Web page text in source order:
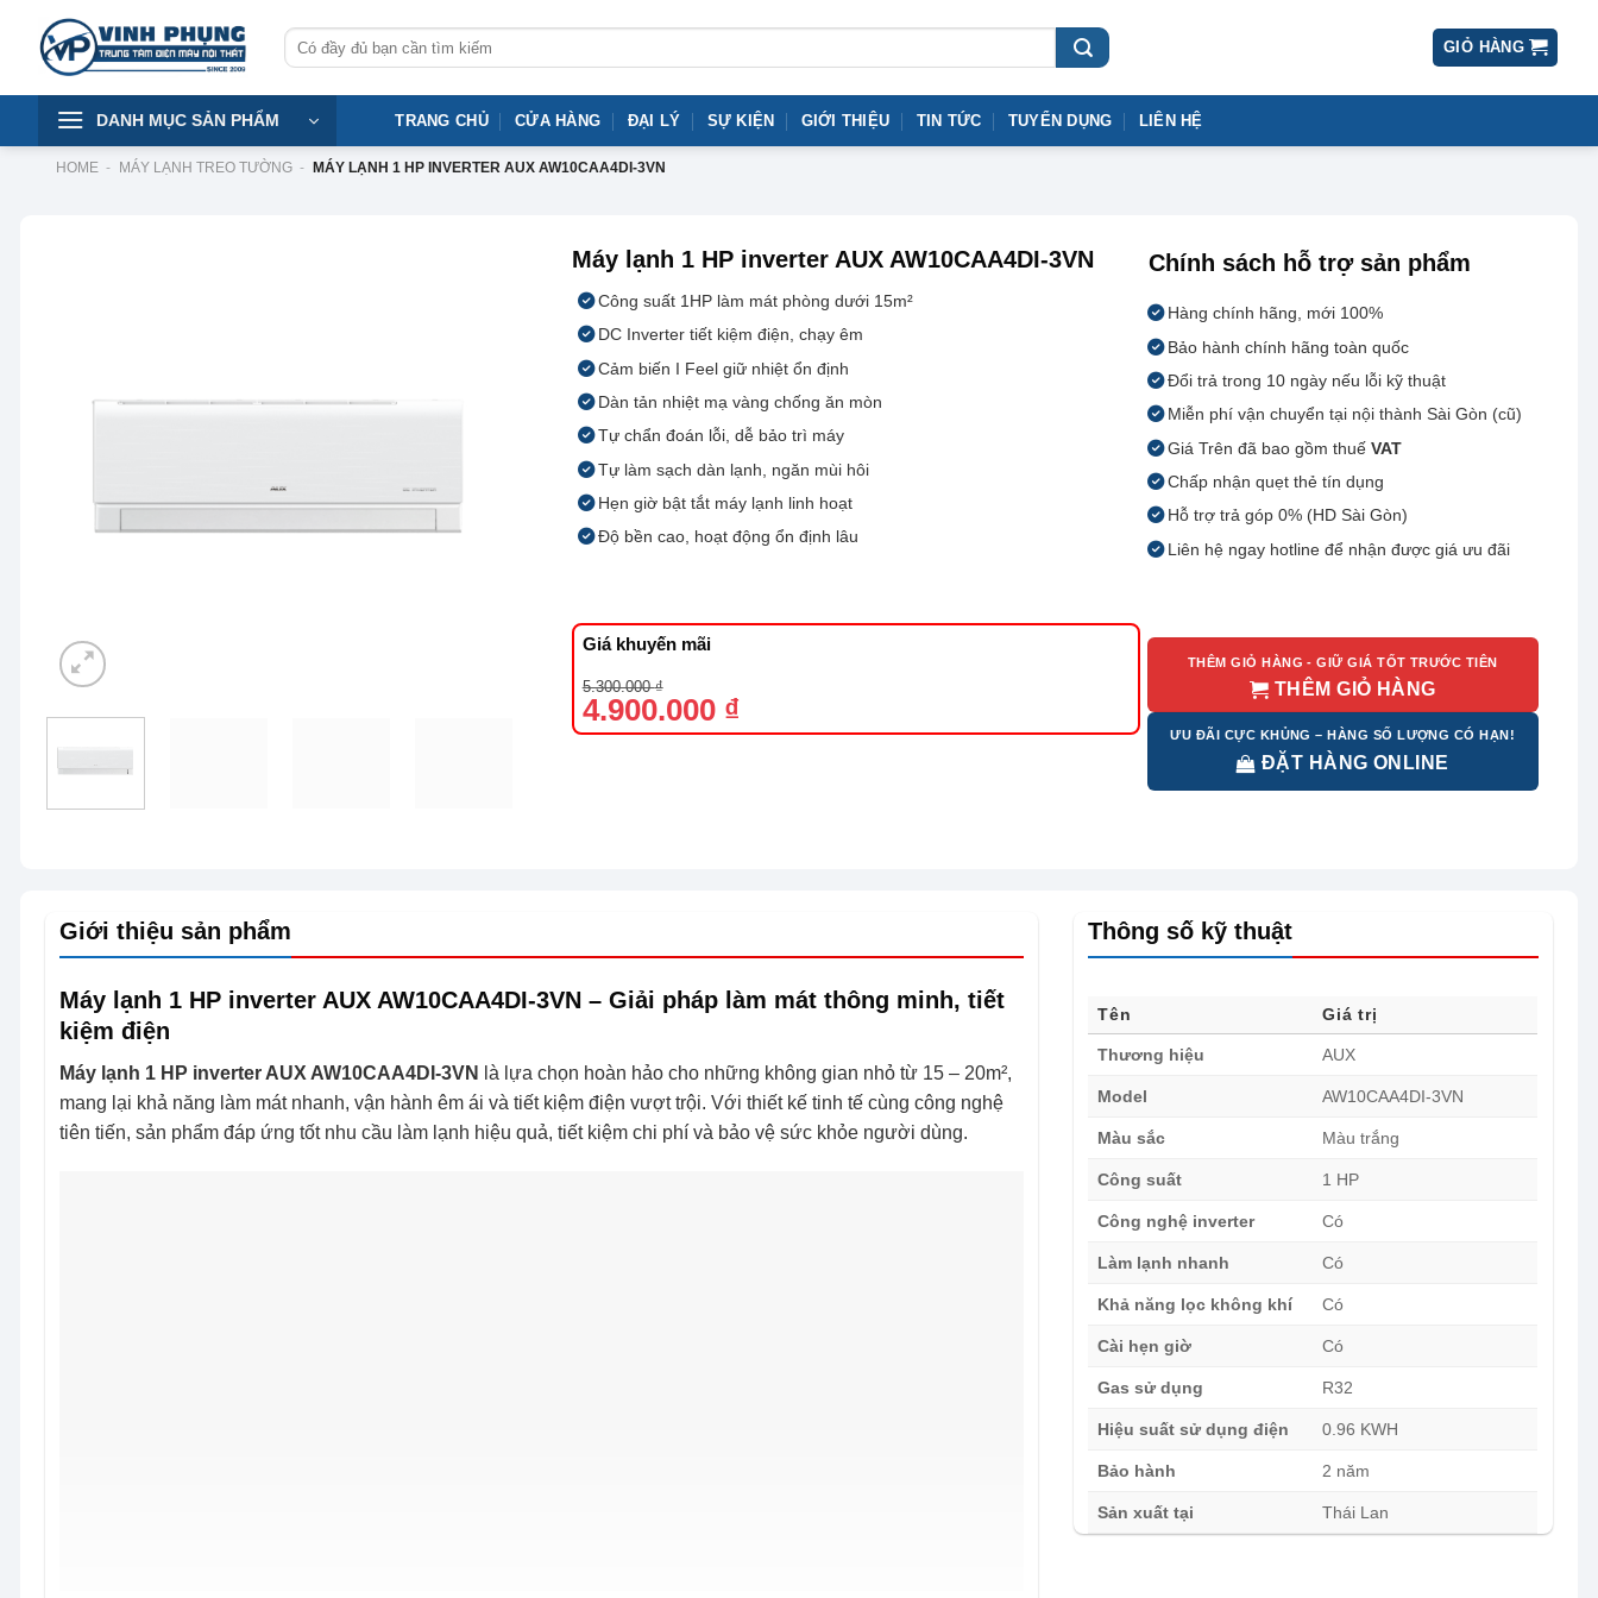
content
Tìm
kiếm:
GIỎ HÀNG
DANH MỤC SẢN PHẨM TRANG CHỦ CỬA HÀNG ĐẠI LÝ SỰ KIỆN GIỚI THIỆU TIN TỨC TUYỂN DỤNG LIÊN HỆ
HOME - MÁY LẠNH TREO TƯỜNG - MÁY LẠNH 1 HP INVERTER AUX AW10CAA4DI-3VN
Máy lạnh 1 HP inverter AUX AW10CAA4DI-3VN
Công suất 1HP làm mát phòng dưới 15m²
DC Inverter tiết kiệm điện, chạy êm
Cảm biến I Feel giữ nhiệt ổn định
Dàn tản nhiệt mạ vàng chống ăn mòn
Tự chẩn đoán lỗi, dễ bảo trì máy
Tự làm sạch dàn lạnh, ngăn mùi hôi
Hẹn giờ bật tắt máy lạnh linh hoạt
Độ bền cao, hoạt động ổn định lâu
Chính sách hỗ trợ sản phẩm
Hàng chính hãng, mới 100%
Bảo hành chính hãng toàn quốc
Đổi trả trong 10 ngày nếu lỗi kỹ thuật
Miễn phí vận chuyển tại nội thành Sài Gòn (cũ)
Giá Trên đã bao gồm thuếVAT
Chấp nhận quẹt thẻ tín dụng
Hỗ trợ trả góp 0% (HD Sài Gòn)
Liên hệ ngay hotline để nhận được giá ưu đãi
Giá khuyến mãi
5.300.000₫
Giá
gốc
là:
5.300.000 ₫.
4.900.000 ₫
Giá
hiện
tại
là:
THÊM GIỎ HÀNG - GIỮ GIÁ TỐT TRƯỚC TIÊN
THÊM GIỎ HÀNG
ƯU ĐÃI CỰC KHỦNG – HÀNG SỐ LƯỢNG CÓ HẠN!
ĐẶT HÀNG ONLINE
Giới thiệu sản phẩm
Máy lạnh 1 HP inverter AUX AW10CAA4DI-3VN – Giải pháp làm mát thông minh, tiết
kiệm điện
Máy lạnh 1 HP inverter AUX AW10CAA4DI-3VN
là lựa chọn hoàn hảo cho những không gian nhỏ từ 15 – 20m²,
mang lại khả năng làm mát nhanh, vận hành êm ái và tiết kiệm điện vượt trội. Với thiết kế tinh tế cùng công nghệ
tiên tiến, sản phẩm đáp ứng tốt nhu cầu làm lạnh hiệu quả, tiết kiệm chi phí và bảo vệ sức khỏe người dùng.
Thông số kỹ thuật
Tên Giá trị
Thương hiệu AUX
Model AW10CAA4DI-3VN
Màu sắc Màu trắng
Công suất 1 HP
Công nghệ inverter Có
Làm lạnh nhanh Có
Khả năng lọc không khí Có
Cài hẹn giờ Có
Gas sử dụng R32
Hiệu suất sử dụng điện 0.96 KWH
Bảo hành 2 năm
Sản xuất tại Thái Lan